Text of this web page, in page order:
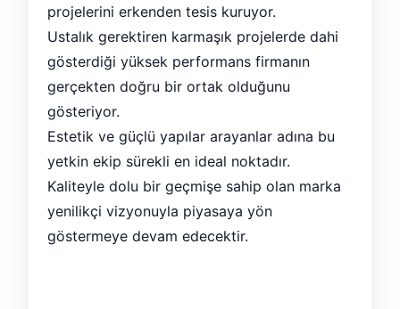
projelerini erkenden tesis kuruyor.
Ustalık gerektiren karmaşık projelerde dahi
gösterdiği yüksek performans firmanın
gerçekten doğru bir ortak olduğunu
gösteriyor.
Estetik ve güçlü yapılar arayanlar adına bu
yetkin ekip sürekli en ideal noktadır.
Kaliteyle dolu bir geçmişe sahip olan marka
yenilikçi vizyonuyla piyasaya yön
göstermeye devam edecektir.